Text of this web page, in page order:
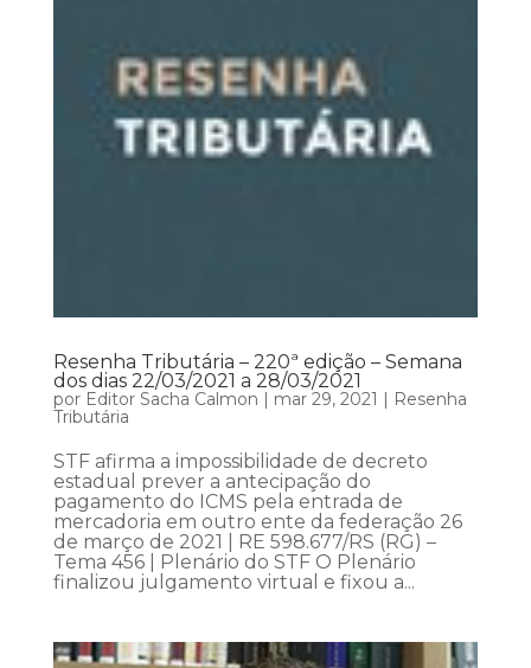
Resenha Tributária – 220ª edição – Semana
dos dias 22/03/2021 a 28/03/2021
por Editor Sacha Calmon | mar 29, 2021 | Resenha
Tributária
STF afirma a impossibilidade de decreto
estadual prever a antecipação do
pagamento do ICMS pela entrada de
mercadoria em outro ente da federação 26
de março de 2021 | RE 598.677/RS (RG) –
Tema 456 | Plenário do STF O Plenário
finalizou julgamento virtual e fixou a...